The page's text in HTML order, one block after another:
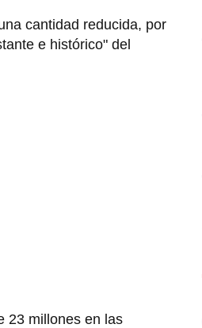
cantidad reducida, por
e histórico" del
23 millones en las